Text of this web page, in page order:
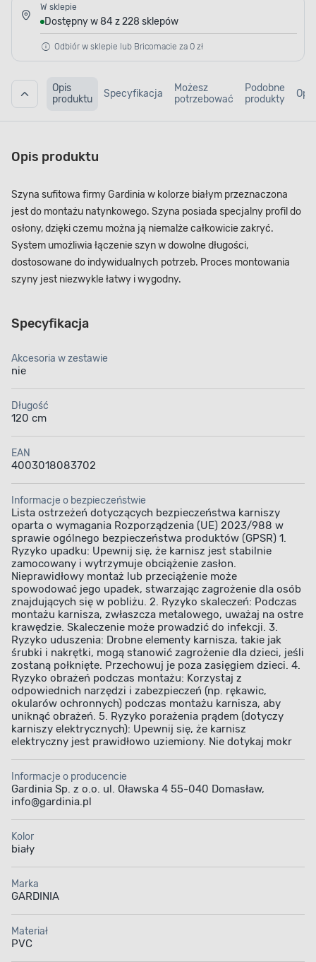
W sklepie
Dostępny w 84 z 228 sklepów
Odbiór w sklepie lub Bricomacie za 0 zł
Opis
produktu
Specyfikacja
Możesz
potrzebować
Podobne
produkty
Opis produktu
Szyna sufitowa firmy Gardinia w kolorze białym przeznaczona
jest do montażu natynkowego. Szyna posiada specjalny profil do
osłony, dzięki czemu można ją niemalże całkowicie zakryć.
System umożliwia łączenie szyn w dowolne długości,
dostosowane do indywidualnych potrzeb. Proces montowania
szyny jest niezwykle łatwy i wygodny.
Specyfikacja
Akcesoria w zestawie
nie
Długość
120 cm
EAN
4003018083702
Informacje o bezpieczeństwie
Lista ostrzeżeń dotyczących bezpieczeństwa karniszy
oparta o wymagania Rozporządzenia (UE) 2023/988 w
sprawie ogólnego bezpieczeństwa produktów (GPSR) 1.
Ryzyko upadku: Upewnij się, że karnisz jest stabilnie
zamocowany i wytrzymuje obciążenie zasłon.
Nieprawidłowy montaż lub przeciążenie może
spowodować jego upadek, stwarzając zagrożenie dla osób
znajdujących się w pobliżu. 2. Ryzyko skaleczeń: Podczas
montażu karnisza, zwłaszcza metalowego, uważaj na ostre
krawędzie. Skaleczenie może prowadzić do infekcji. 3.
Ryzyko uduszenia: Drobne elementy karnisza, takie jak
śrubki i nakrętki, mogą stanowić zagrożenie dla dzieci, jeśli
zostaną połknięte. Przechowuj je poza zasięgiem dzieci. 4.
Ryzyko obrażeń podczas montażu: Korzystaj z
odpowiednich narzędzi i zabezpieczeń (np. rękawic,
okularów ochronnych) podczas montażu karnisza, aby
uniknąć obrażeń. 5. Ryzyko porażenia prądem (dotyczy
karniszy elektrycznych): Upewnij się, że karnisz
elektryczny jest prawidłowo uziemiony. Nie dotykaj mokr
Informacje o producencie
Gardinia Sp. z o.o. ul. Oławska 4 55-040 Domasław,
info@gardinia.pl
Kolor
biały
Marka
GARDINIA
Materiał
PVC